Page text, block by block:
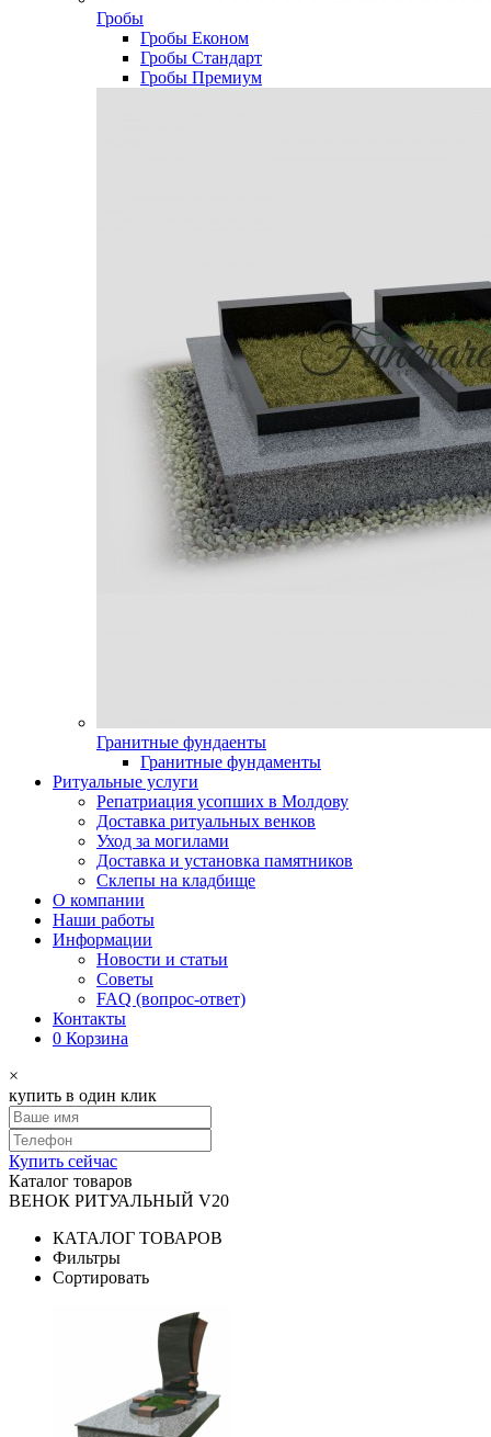
Гробы
Гробы Економ
Гробы Стандарт
Гробы Премиум
Гранитные фундаенты
Гранитные фундаменты
Ритуальные услуги
Репатриация усопших в Молдову
Доставка ритуальных венков
Уход за могилами
Доставка и установка памятников
Склепы на кладбище
О компании
Наши работы
Информации
Новости и статьи
Советы
FAQ (вопрос-ответ)
Контакты
0 Корзина
×
купить в один клик
Купить сейчас
Каталог товаров
ВЕНОК РИТУАЛЬНЫЙ V20
КАТАЛОГ ТОВАРОВ
Фильтры
Сортировать